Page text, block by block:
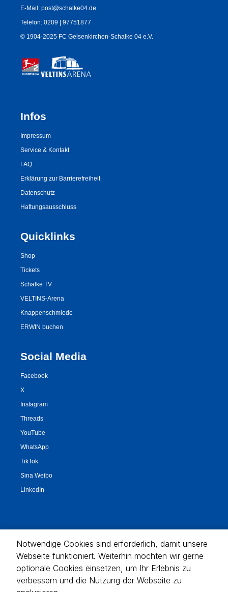
Notwendige Cookies sind erforderlich, damit unsere
Webseite funktioniert. Weiterhin möchten wir gerne
optionale Cookies einsetzen, um Ihr Erlebnis zu
verbessern und die Nutzung der Webseite zu